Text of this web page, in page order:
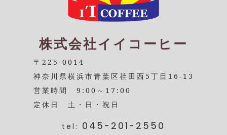
株式会社イイコーヒー
〒225-0014
神奈川県横浜市青葉区荏田西5丁目16-13
営業時間 9:00～17:00
定休日 土・日・祝日
tel: 045-201-2550